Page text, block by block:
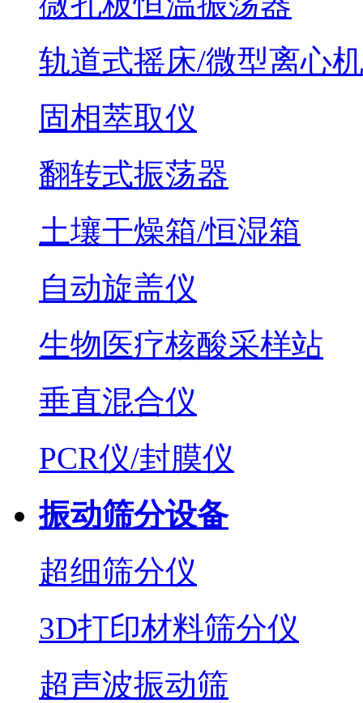
轨道式摇床/微型离心机
固相萃取仪
翻转式振荡器
土壤干燥箱/恒湿箱
自动旋盖仪
生物医疗核酸采样站
垂直混合仪
PCR仪/封膜仪
振动筛分设备
超细筛分仪
3D打印材料筛分仪
超声波振动筛